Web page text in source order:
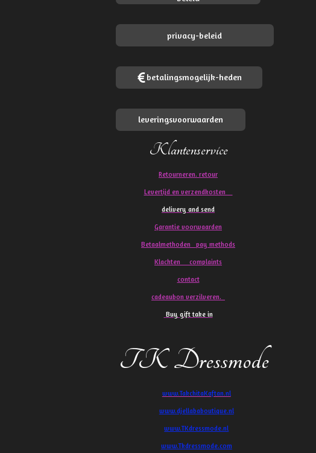
privacy-beleid
betalingsmogelijk-heden
leveringsvoorwaarden
Klantenservice
Retourneren. retour
Levertijd en verzendkosten
delivery and send
Garantie voorwaarden
Betaalmethoden pay methods
Klachten complaints
contact
cadeaubon verzilveren.
Buy gift take in
TK Dressmode
www.TakchitaKaftan.nl
www.djellababoutique.nl
www.TKdressmode.nl
www.Tkdressmode.com